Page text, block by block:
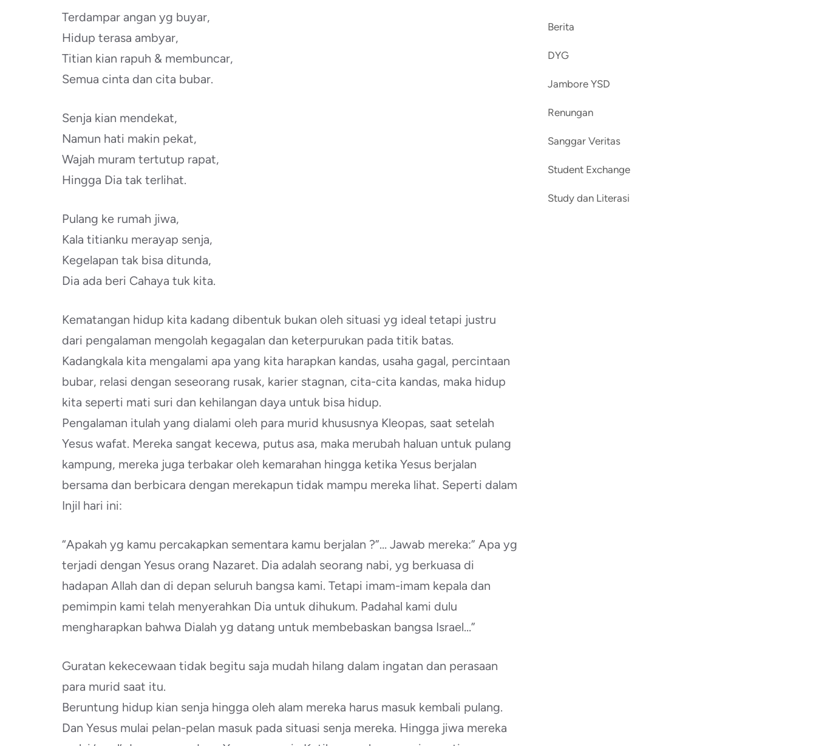
Terdampar angan yg buyar,
Hidup terasa ambyar,
Titian kian rapuh & membuncar,
Semua cinta dan cita bubar.
Senja kian mendekat,
Namun hati makin pekat,
Wajah muram tertutup rapat,
Hingga Dia tak terlihat.
Pulang ke rumah jiwa,
Kala titianku merayap senja,
Kegelapan tak bisa ditunda,
Dia ada beri Cahaya tuk kita.
Kematangan hidup kita kadang dibentuk bukan oleh situasi yg ideal tetapi justru
dari pengalaman mengolah kegagalan dan keterpurukan pada titik batas.
Kadangkala kita mengalami apa yang kita harapkan kandas, usaha gagal, percintaan
bubar, relasi dengan seseorang rusak, karier stagnan, cita-cita kandas, maka hidup
kita seperti mati suri dan kehilangan daya untuk bisa hidup.
Pengalaman itulah yang dialami oleh para murid khususnya Kleopas, saat setelah
Yesus wafat. Mereka sangat kecewa, putus asa, maka merubah haluan untuk pulang
kampung, mereka juga terbakar oleh kemarahan hingga ketika Yesus berjalan
bersama dan berbicara dengan merekapun tidak mampu mereka lihat. Seperti dalam
Injil hari ini:
“Apakah yg kamu percakapkan sementara kamu berjalan ?”… Jawab mereka:” Apa yg
terjadi dengan Yesus orang Nazaret. Dia adalah seorang nabi, yg berkuasa di
hadapan Allah dan di depan seluruh bangsa kami. Tetapi imam-imam kepala dan
pemimpin kami telah menyerahkan Dia untuk dihukum. Padahal kami dulu
mengharapkan bahwa Dialah yg datang untuk membebaskan bangsa Israel…”
Guratan kekecewaan tidak begitu saja mudah hilang dalam ingatan dan perasaan
para murid saat itu.
Beruntung hidup kian senja hingga oleh alam mereka harus masuk kembali pulang.
Dan Yesus mulai pelan-pelan masuk pada situasi senja mereka. Hingga jiwa mereka
Berita
DYG
Jambore YSD
Renungan
Sanggar Veritas
Student Exchange
Study dan Literasi